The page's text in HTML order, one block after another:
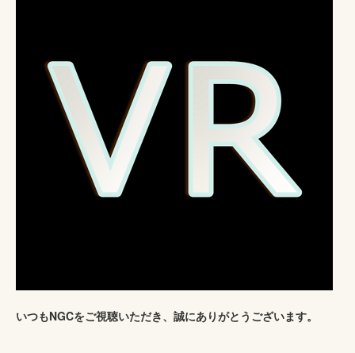
いつもNGCをご視聴いただき、誠にありがとうございます。